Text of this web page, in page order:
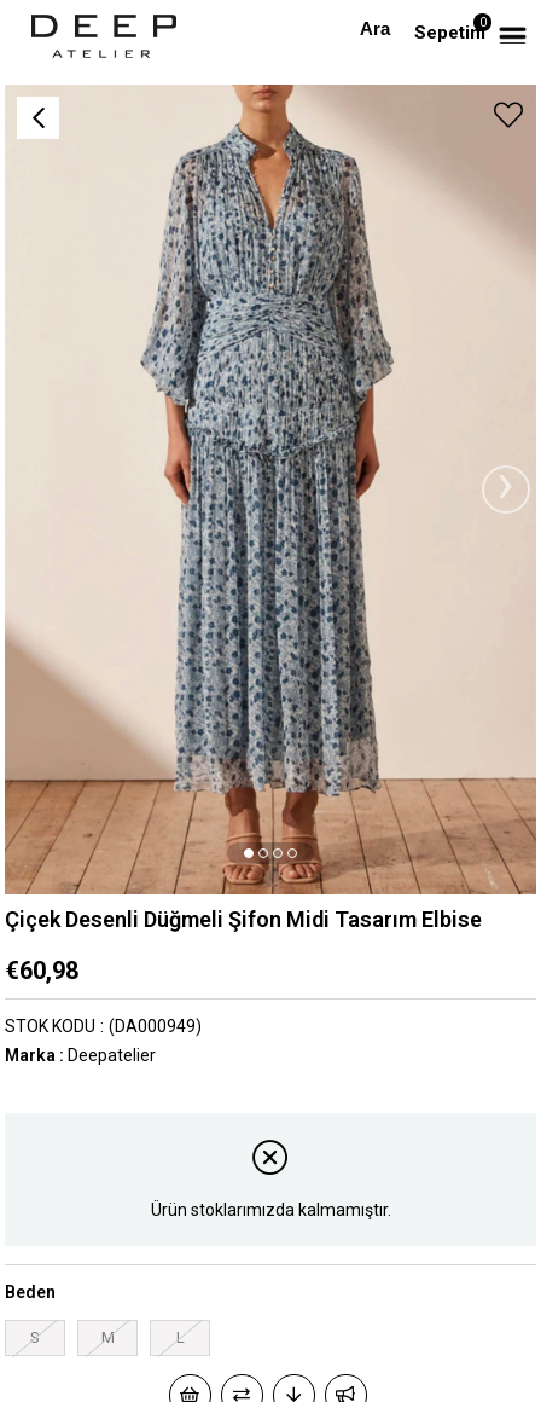
Sepetim0
Anasayfa TÜM ELBİSELER Çiçek Desenli Düğmeli Şifon Midi Tasarım Elbise
›
Çiçek Desenli Düğmeli Şifon Midi Tasarım Elbise
€60,98
(DA000949)
STOK KODU
Marka : Deepatelier
Ürün stoklarımızda kalmamıştır.
Beden
S M L